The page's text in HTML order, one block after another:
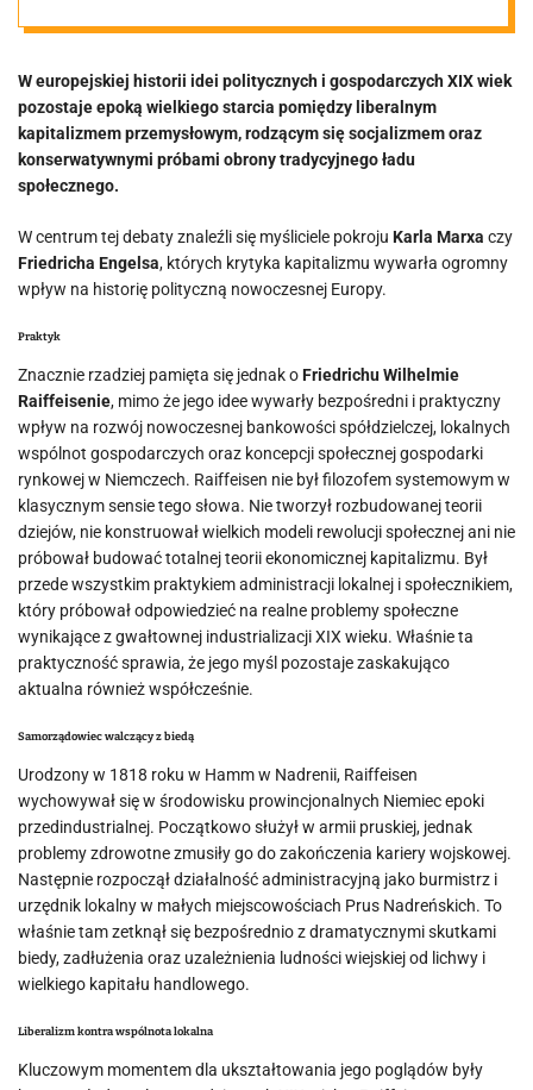
kapitalizmu
W europejskiej historii idei politycznych i gospodarczych XIX wiek
pozostaje epoką wielkiego starcia pomiędzy liberalnym
kapitalizmem przemysłowym, rodzącym się socjalizmem oraz
konserwatywnymi próbami obrony tradycyjnego ładu
społecznego.
W centrum tej debaty znaleźli się myśliciele pokroju Karla Marxa czy
Friedricha Engelsa, których krytyka kapitalizmu wywarła ogromny
wpływ na historię polityczną nowoczesnej Europy.
Praktyk
Znacznie rzadziej pamięta się jednak oFriedrichu Wilhelmie
Raiffeisenie, mimo że jego idee wywarły bezpośredni i praktyczny
wpływ na rozwój nowoczesnej bankowości spółdzielczej, lokalnych
wspólnot gospodarczych oraz koncepcji społecznej gospodarki
rynkowej w Niemczech. Raiffeisen nie był filozofem systemowym w
klasycznym sensie tego słowa. Nie tworzył rozbudowanej teorii
dziejów, nie konstruował wielkich modeli rewolucji społecznej ani nie
próbował budować totalnej teorii ekonomicznej kapitalizmu. Był
przede wszystkim praktykiem administracji lokalnej i społecznikiem,
który próbował odpowiedzieć na realne problemy społeczne
wynikające z gwałtownej industrializacji XIX wieku. Właśnie ta
praktyczność sprawia, że jego myśl pozostaje zaskakująco
aktualna również współcześnie.
Samorządowiec walczący z biedą
Urodzony w 1818 roku w Hamm w Nadrenii, Raiffeisen
wychowywał się w środowisku prowincjonalnych Niemiec epoki
przedindustrialnej. Początkowo służył w armii pruskiej, jednak
problemy zdrowotne zmusiły go do zakończenia kariery wojskowej.
Następnie rozpoczął działalność administracyjną jako burmistrz i
urzędnik lokalny w małych miejscowościach Prus Nadreńskich. To
właśnie tam zetknął się bezpośrednio z dramatycznymi skutkami
biedy, zadłużenia oraz uzależnienia ludności wiejskiej od lichwy i
wielkiego kapitału handlowego.
Liberalizm kontra wspólnota lokalna
Kluczowym momentem dla ukształtowania jego poglądów były